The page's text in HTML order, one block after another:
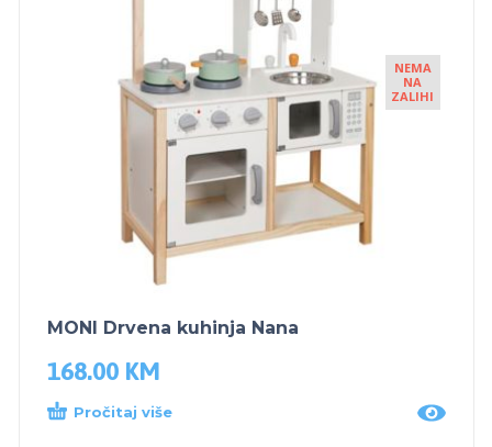
NEMA
NA
ZALIHI
MONI Drvena kuhinja Nana
168.00 KM
Pročitaj više